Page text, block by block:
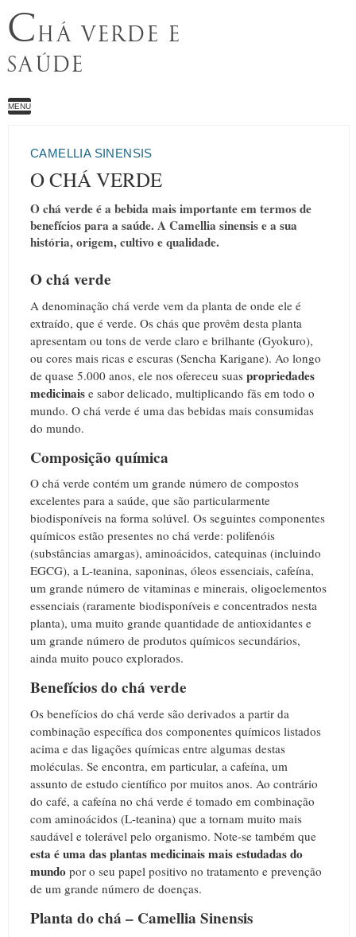
CHÁ VERDE E
SAÚDE
MENU
CAMELLIA SINENSIS
O CHÁ VERDE
O chá verde é a bebida mais importante em termos de
benefícios para a saúde. A Camellia sinensis e a sua
história, origem, cultivo e qualidade.
O chá verde
A denominação chá verde vem da planta de onde ele é
extraído, que é verde. Os chás que provêm desta planta
apresentam ou tons de verde claro e brilhante (Gyokuro),
ou cores mais ricas e escuras (Sencha Karigane). Ao longo
de quase 5.000 anos, ele nos ofereceu suas propriedades
medicinais e sabor delicado, multiplicando fãs em todo o
mundo. O chá verde é uma das bebidas mais consumidas
do mundo.
Composição química
O chá verde contém um grande número de compostos
excelentes para a saúde, que são particularmente
biodisponíveis na forma solúvel. Os seguintes componentes
químicos estão presentes no chá verde: polifenóis
(substâncias amargas), aminoácidos, catequinas (incluindo
EGCG), a L-teanina, saponinas, óleos essenciais, cafeína,
um grande número de vitaminas e minerais, oligoelementos
essenciais (raramente biodisponíveis e concentrados nesta
planta), uma muito grande quantidade de antioxidantes e
um grande número de produtos químicos secundários,
ainda muito pouco explorados.
Benefícios do chá verde
Os benefícios do chá verde são derivados a partir da
combinação específica dos componentes químicos listados
acima e das ligações químicas entre algumas destas
moléculas. Se encontra, em particular, a cafeína, um
assunto de estudo científico por muitos anos. Ao contrário
do café, a cafeína no chá verde é tomado em combinação
com aminoácidos (L-teanina) que a tornam muito mais
saudável e tolerável pelo organismo. Note-se também que
esta é uma das plantas medicinais mais estudadas do
mundo por o seu papel positivo no tratamento e prevenção
de um grande número de doenças.
Planta do chá – Camellia Sinensis